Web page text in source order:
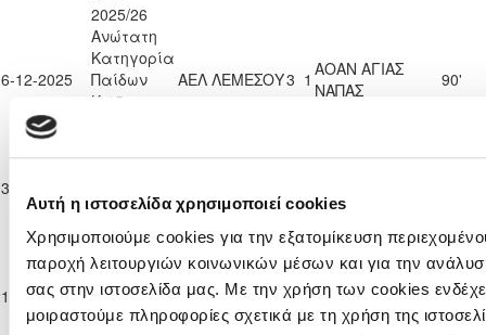
Αυτή η ιστοσελίδα χρησιμοποιεί cookies
Χρησιμοποιούμε cookies για την εξατομίκευση
παροχή λειτουργιών κοινωνικών μέσων και για την
σας στην ιστοσελίδα μας. Με την χρήση των cookies
μοιραστούμε πληροφορίες σχετικά με τη χρήση της
2025/26
12-2025
Ανώτατη
Κατηγορία
Παίδων
Κ-15
ΑΕΛ ΛΕΜΕΣΟΥ3 1 ΑΟΑΝ ΑΓΙΑΣ
ΝΑΠΑΣ
90'
12-2025
Κ-15
2025/26
ΠΟΛΕΜΙΔΙΩΝ
12-2025
Ανώτατη
Κατηγορία
Παίδων
Κ-15
ΟΛΥΜΠΙΑΚΟΣ
ΛΕΥΚΩΣΙΑΣ3 4ΑΕΛ ΛΕΜΕΣΟΥ 90'